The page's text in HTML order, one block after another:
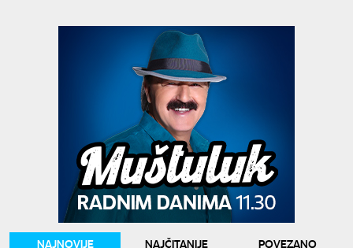
NAJNOVIJE NAJČITANIJE
POVEZANO